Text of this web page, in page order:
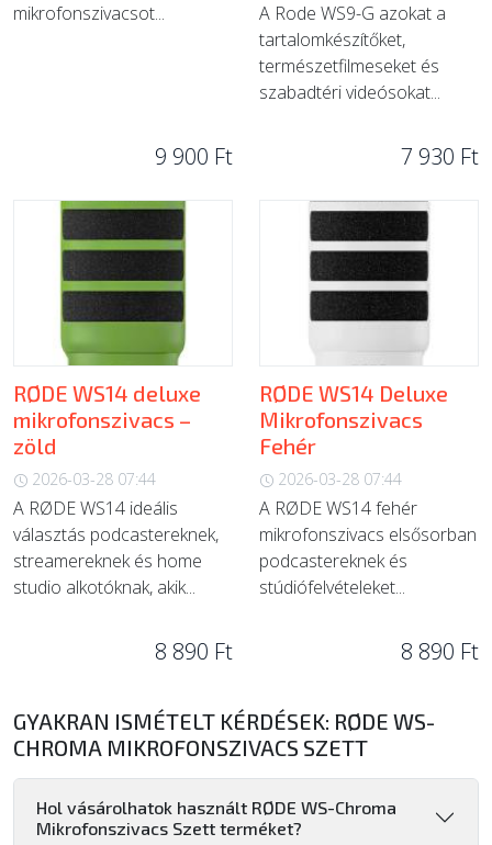
mikrofonszivacsot...
9 900 Ft
A Rode WS9-G azokat a
tartalomkészítőket,
természetfilmeseket és
szabadtéri videósokat...
7 930 Ft
RØDE WS14 deluxe
mikrofonszivacs –
zöld
2026-03-28 07:44
A RØDE WS14 ideális
választás podcastereknek,
streamereknek és home
studio alkotóknak, akik...
8 890 Ft
RØDE WS14 Deluxe
Mikrofonszivacs
Fehér
2026-03-28 07:44
A RØDE WS14 fehér
mikrofonszivacs elsősorban
podcastereknek és
stúdiófelvételeket...
8 890 Ft
GYAKRAN ISMÉTELT KÉRDÉSEK: RØDE WS-
CHROMA MIKROFONSZIVACS SZETT
Hol vásárolhatok használt RØDE WS-Chroma
Mikrofonszivacs Szett terméket?